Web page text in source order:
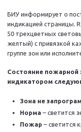
БИУ информирует о
индикацией страницы.
50 трехцветных
желтый) с привязкой
группе зон или
Состояние
индикатором
Зона не
Норма – светится
Пожар – светится